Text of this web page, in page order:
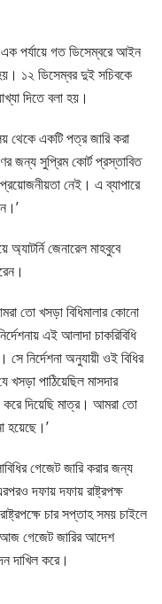
পর্যায়ে গত ডিসেম্বরে আইন
১২ ডিসেম্বর দুই সচিবকে
দিতে বলা হয়।
থেকে একটি পত্র জারি করা
জন্য সুপ্রিম কোর্ট প্রস্তাবিত
নেই। এ ব্যাপারে
জেনারেল মাহবুবে
তো খসড়া বিধিমালার কোনো
এই আলাদা চাকরিবিধি
নির্দেশনা অনুযায়ী ওই বিধির
পাঠিয়েছিল মাসদার
দিয়েছি মাত্র। আমরা তো
হয়েছে।’
গেজেট জারি করার জন্য
দফায় দফায় রাষ্ট্রপক্ষ
চার সপ্তাহ সময় চাইলে
গেজেট জারির আদেশ
দাখিল করে।